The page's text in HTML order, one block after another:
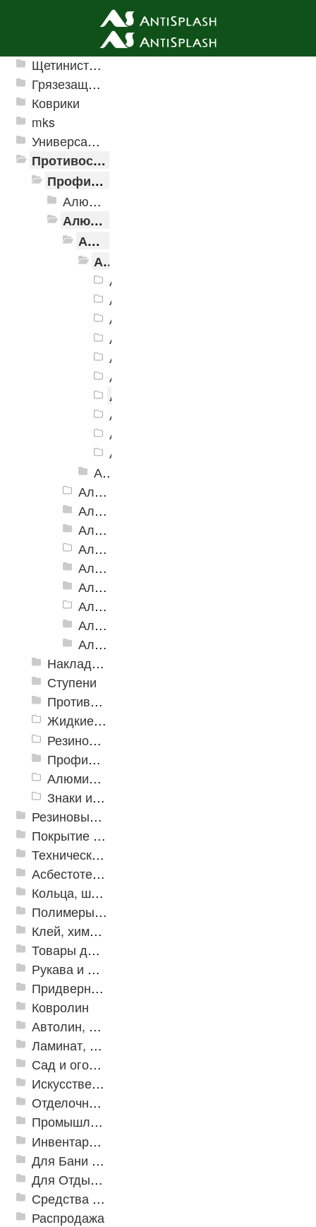
Ячеистые грязезащитные покрытия
Щетинистые покрытия
Грязезащитные, влаговпитывающие покрытия
Коврики
mks
Универсальные модульные покрытия
Противоскользящая защита для лестниц, профили, ленты
Профили алюминиевые с резиновой вставкой
Алюминиевая полоса с резиновыми вставками
Алюминиевый угол-порог с резиновой вставкой
Алюминиевый угол-порог АУ-38, 38x20 мм
Алюминиевый угол-порог АУ-38, 38x20 мм Без покрытия
Алюминиевый угол-порог АУ-38,
Алюминиевый угол-порог АУ-38,
Алюминиевый угол-порог АУ-38,
Алюминиевый угол-порог АУ-38,
Алюминиевый угол-порог АУ-38,
Алюминиевый угол-порог АУ-38,
Алюминиевый угол-порог АУ-
Алюминиевый угол-порог АУ-38,
Алюминиевый угол-порог АУ-38,
Алюминиевый угол-порог АУ-38,
Алюминиевый угол-порог АУ-38, 38x20 мм Анодированные
Алюминиевый угол-порог АУ-42 Евро, 2500мм
Алюминиевый угол-порог АУ-42, 42x23 мм
Алюминиевый угол-порог АУ-42 (на клеевой основе)
Алюминиевый угол-порог АУ-50 Евро, 2500мм
Алюминиевый угол-порог АУ-50 премиум
Алюминиевый угол-порог с двойной резиновой вставкой АУ-68
Алюминиевый угол-порог АУ-72
Алюминиевый угол-порог с тройной резиновой вставкой АУ-98
Алюминиевый угол-порог с пятью резиновыми вставками АУ-160
Накладки противоскользящие резиновые
Ступени
Противоскользящие ленты
Жидкие противоскользящие средства
Резиновый профиль с алюминиевой вставкой «NoSlip»
Профили закладные
Алюминиевый профиль для ленты
Знаки из полистирола для разметки пола
Резиновые и ПВХ дорожки
Покрытие из резиновой крошки
Техническая резина
Асбестотехнические и теплоизоляционные материалы
Кольца, шайбы, манжеты
Полимеры и пластики
Клей, химия, сопутствующие товары
Товары для дома
Рукава и шланги промышленные
Придверные решетки
Ковролин
Автолин, Транслин, Линолеум
Ламинат, Кварцвиниловая плитка SPC
Сад и огород
Искусственная трава
Отделочные профили
Промышленный текстиль
Инвентарь для клининга
Для Бани и Сауны
Для Отдыха и Пикника
Средства от насекомых и садовых вредителей
Распродажа